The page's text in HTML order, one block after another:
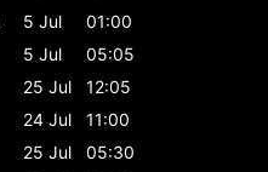
5 Jul
01:00
5 Jul
05:05
25 Jul
12:05
24 Jul
11:00
25 Jul
05:30